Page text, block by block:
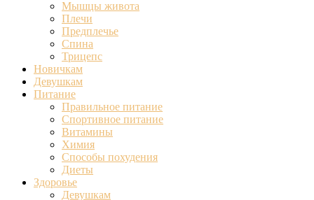
Мышцы живота
Плечи
Предплечье
Спина
Трицепс
Новичкам
Девушкам
Питание
Правильное питание
Спортивное питание
Витамины
Химия
Способы похудения
Диеты
Здоровье
Девушкам